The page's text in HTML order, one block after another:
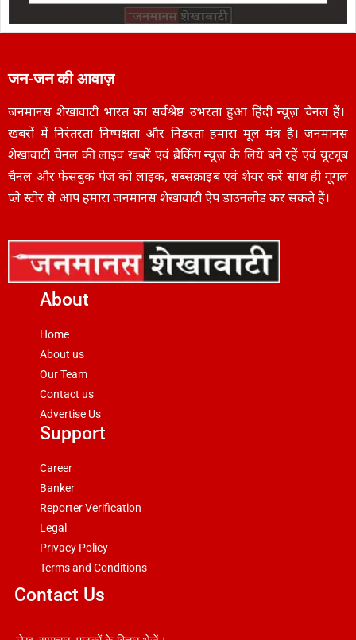
जन-जन की आवाज़
जनमानस शेखावाटी भारत का सर्वश्रेष्ठ उभरता हुआ हिंदी न्यूज़ चैनल हैं।
खबरों में निरंतरता निष्पक्षता और निडरता हमारा मूल मंत्र है। जनमानस
शेखावाटी चैनल की लाइव खबरें एवं ब्रैकिंग न्यूज़ के लिये बने रहें एवं यूट्यूब
चैनल और फेसबुक पेज को लाइक, सब्सक्राइब एवं शेयर करें साथ ही गूगल
प्ले स्टोर से आप हमारा जनमानस शेखावाटी ऐप डाउनलोड कर सकते हैं।
About
Home
About us
Our Team
Contact us
Advertise Us
Support
Career
Banker
Reporter Verification
Legal
Privacy Policy
Terms and Conditions
Contact Us